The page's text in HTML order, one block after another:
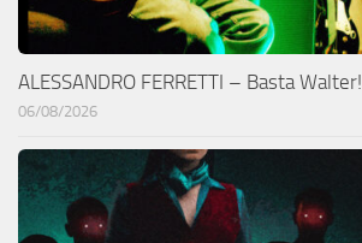
ALESSANDRO FERRETTI – Basta Walter!
06/08/2026